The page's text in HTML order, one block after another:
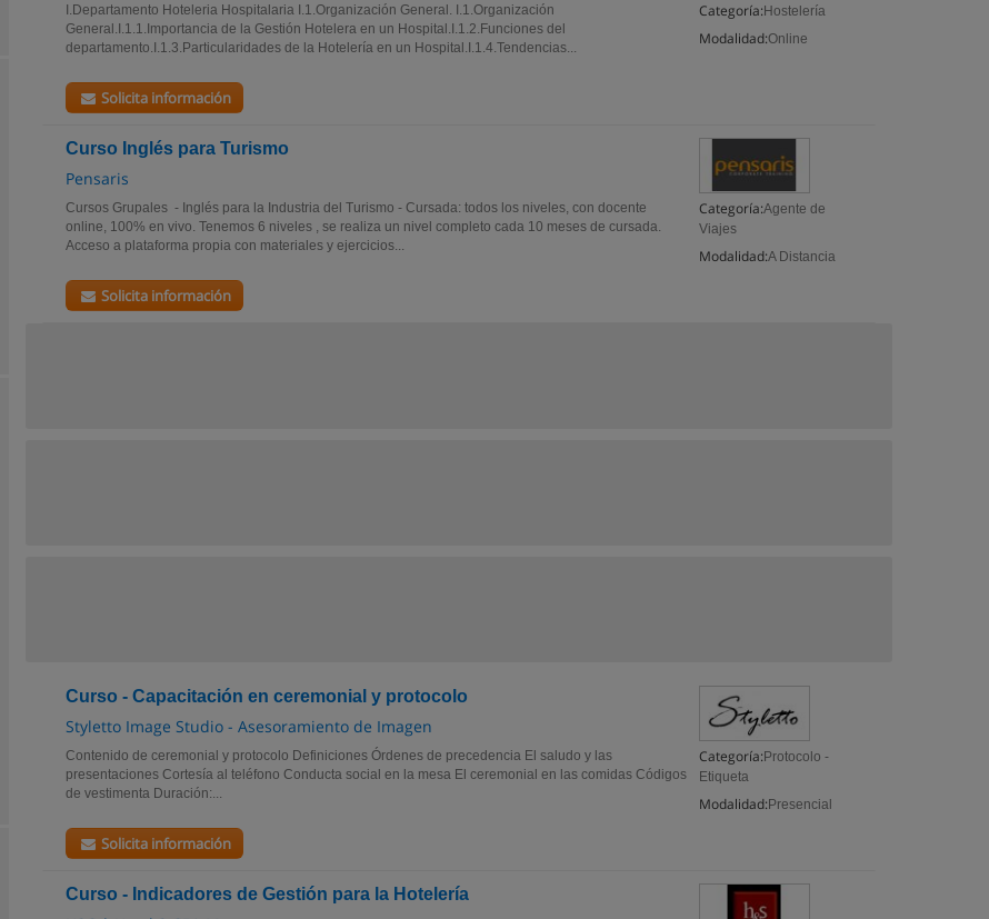
Categoría: Hostelería
Modalidad:Online
I.Departamento Hoteleria Hospitalaria I.1.Organización General. I.1.Organización
General.I.1.1.Importancia de la Gestión Hotelera en un Hospital.I.1.2.Funciones del
departamento.I.1.3.Particularidades de la Hotelería en un Hospital.I.1.4.Tendencias...
Solicita información
Curso Inglés para Turismo
Pensaris
Categoría:Agente de
Viajes
Modalidad:A Distancia
Cursos Grupales - Inglés para la Industria del Turismo - Cursada: todos los niveles, con docente
online, 100% en vivo. Tenemos 6 niveles , se realiza un nivel completo cada 10 meses de cursada.
Acceso a plataforma propia con materiales y ejercicios...
Solicita información
Curso - Capacitación en ceremonial y protocolo
Styletto Image Studio - Asesoramiento de Imagen
Categoría: Protocolo -
Etiqueta
Modalidad: Presencial
Contenido de ceremonial y protocolo Definiciones Órdenes de precedencia El saludo y las
presentaciones Cortesía al teléfono Conducta social en la mesa El ceremonial en las comidas Códigos
de vestimenta Duración:...
Solicita información
Curso - Indicadores de Gestión para la Hotelería